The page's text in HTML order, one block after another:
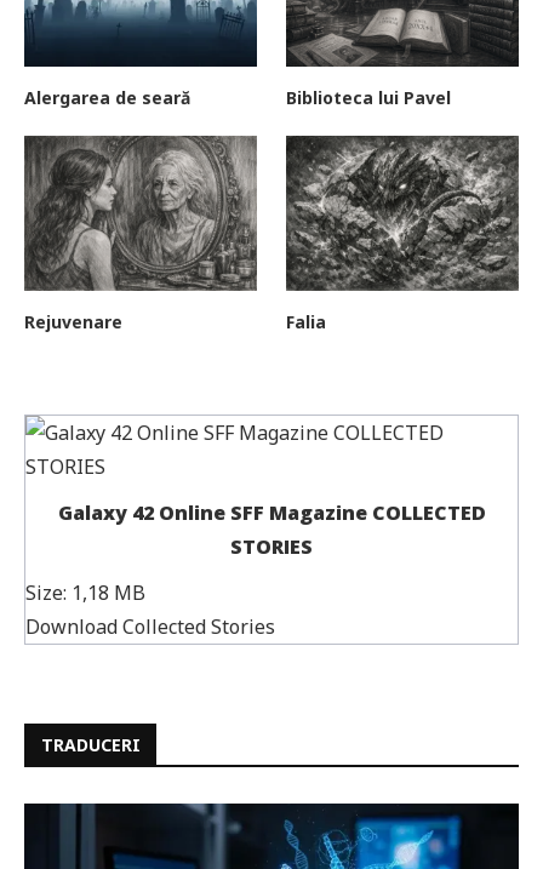
Alergarea de seară Biblioteca lui Pavel
Rejuvenare Falia
Galaxy 42 Online SFF Magazine COLLECTED
STORIES
Size: 1,18 MB
Download Collected Stories
TRADUCERI